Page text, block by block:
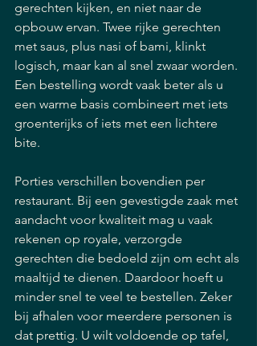
gerechten kijken, en niet naar de
opbouw ervan. Twee rijke gerechten
met saus, plus nasi of bami, klinkt
logisch, maar kan al snel zwaar worden.
Een bestelling wordt vaak beter als u
een warme basis combineert met iets
groenterijks of iets met een lichtere
bite.
Porties verschillen bovendien per
restaurant. Bij een gevestigde zaak met
aandacht voor kwaliteit mag u vaak
rekenen op royale, verzorgde
gerechten die bedoeld zijn om echt als
maaltijd te dienen. Daardoor hoeft u
minder snel te veel te bestellen. Zeker
bij afhalen voor meerdere personen is
dat prettig. U wilt voldoende op tafel,